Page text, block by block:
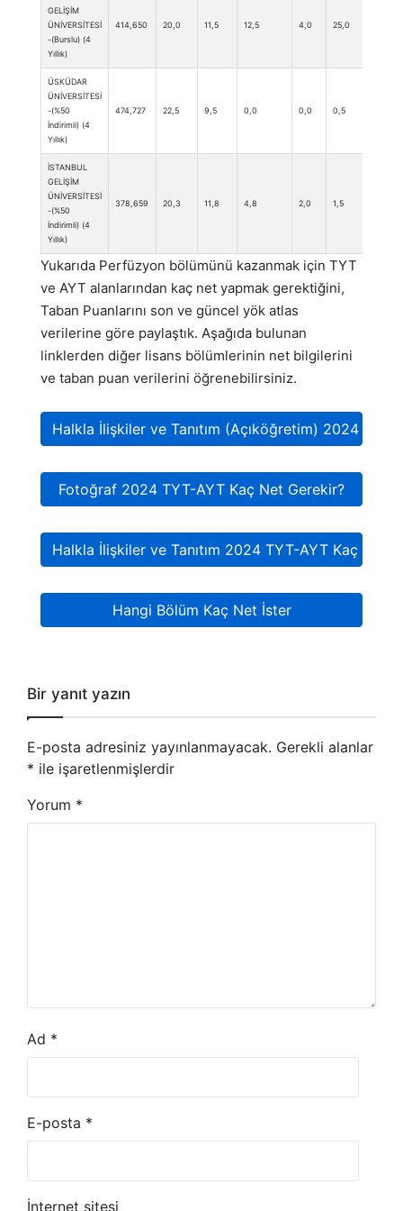
GELİŞİM
ÜNİVERSİTESİ
-(Burslu) (4
Yıllık)
414,650 20,0 11,5 12,5 4,0 25,0
ÜSKÜDAR
ÜNİVERSİTESİ
-(%50
İndirimli) (4
Yıllık)
474,727 22,5 9,5 0,0 0,0 0,5
İSTANBUL
GELİŞİM
ÜNİVERSİTESİ
-(%50
İndirimli) (4
Yıllık)
378,659 20,3 11,8 4,8 2,0 1,5
Yukarıda Perfüzyon bölümünü kazanmak için TYT
ve AYT alanlarından kaç net yapmak gerektiğini,
Taban Puanlarını son ve güncel yök atlas
verilerine göre paylaştık. Aşağıda bulunan
linklerden diğer lisans bölümlerinin net bilgilerini
ve taban puan verilerini öğrenebilirsiniz.
Halkla İlişkiler ve Tanıtım (Açıköğretim) 2024
Fotoğraf 2024 TYT-AYT Kaç Net Gerekir?
Halkla İlişkiler ve Tanıtım 2024 TYT-AYT Kaç Net
Hangi Bölüm Kaç Net İster
Bir yanıt yazın
E-posta adresiniz yayınlanmayacak. Gerekli alanlar
* ile işaretlenmişlerdir
Yorum *
Ad *
E-posta *
İnternet sitesi